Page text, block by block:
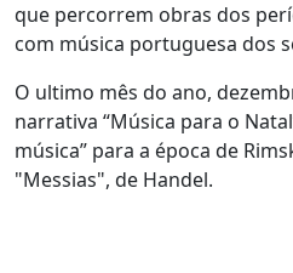
que percorrem obras dos
com música portuguesa dos
O ultimo mês do ano,
narrativa “Música para o
música” para a época de
"Messias", de Handel.